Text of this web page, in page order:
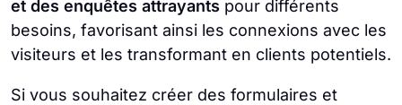
et des enquêtes attrayants pour différents
besoins, favorisant ainsi les connexions avec les
visiteurs et les transformant en clients potentiels.
Si vous souhaitez créer des formulaires et